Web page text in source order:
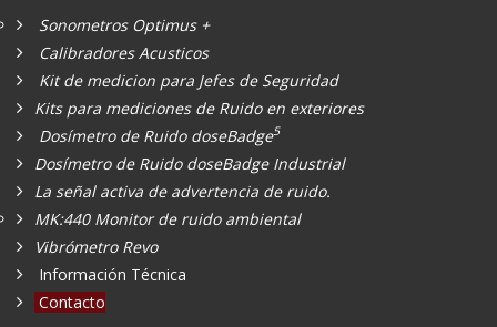
Sonometros Optimus +
Calibradores Acusticos
Kit de medicion para Jefes de Seguridad
Kits para mediciones de Ruido en exteriores
Dosímetro de Ruido doseBadge5
Dosímetro de Ruido doseBadge Industrial
La señal activa de advertencia de ruido.
MK:440 Monitor de ruido ambiental
Vibrómetro Revo
Información Técnica
Contacto